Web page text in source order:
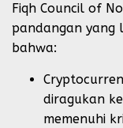
Fiqh Council of
pandangan yang
bahwa:
diragukan
memenuhi